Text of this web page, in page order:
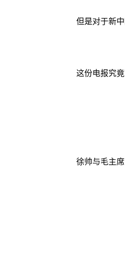
但是对于新
这份电报究
徐帅与毛主